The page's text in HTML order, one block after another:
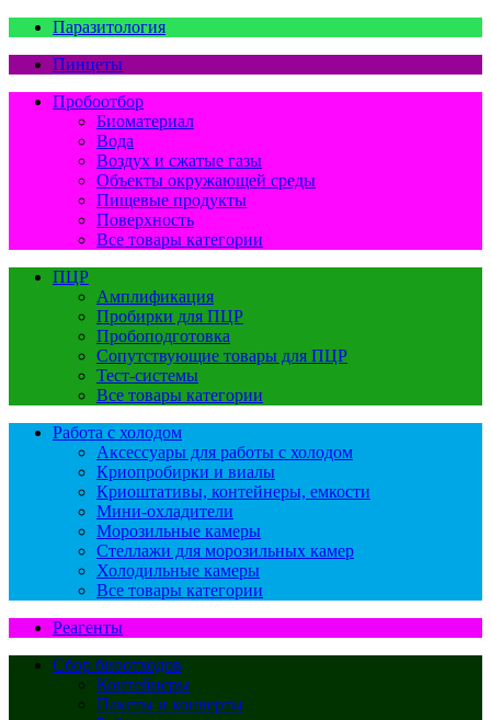
Паразитология
Пинцеты
Пробоотбор
Биоматериал
Вода
Воздух и сжатые газы
Объекты окружающей среды
Пищевые продукты
Поверхность
Все товары категории
ПЦР
Амплификация
Пробирки для ПЦР
Пробоподготовка
Сопутствующие товары для ПЦР
Тест-системы
Все товары категории
Работа с холодом
Аксессуары для работы с холодом
Криопробирки и виалы
Криоштативы, контейнеры, емкости
Мини-охладители
Морозильные камеры
Стеллажи для морозильных камер
Холодильные камеры
Все товары категории
Реагенты
Сбор биоотходов
Контейнеры
Пакеты и конверты